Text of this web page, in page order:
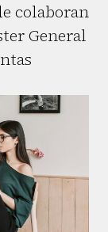
colaboran
General